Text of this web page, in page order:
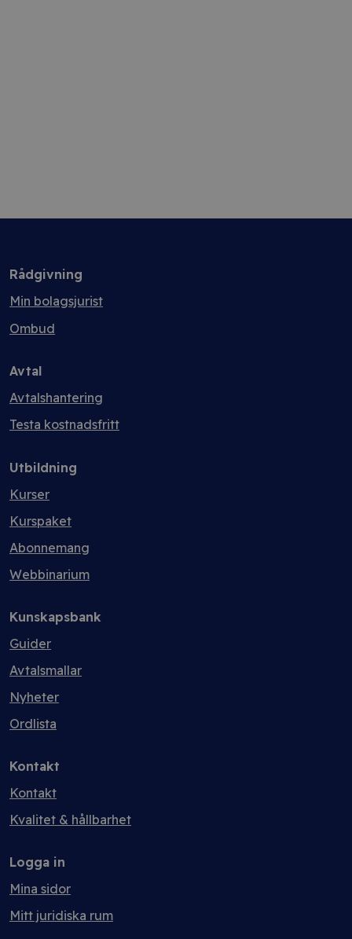
Rådgivning
Min bolagsjurist
Ombud
Avtal
Avtalshantering
Testa kostnadsfritt
Utbildning
Kurser
Kurspaket
Abonnemang
Webbinarium
Kunskapsbank
Guider
Avtalsmallar
Nyheter
Ordlista
Kontakt
Kontakt
Kvalitet & hållbarhet
Logga in
Mina sidor
Mitt juridiska rum